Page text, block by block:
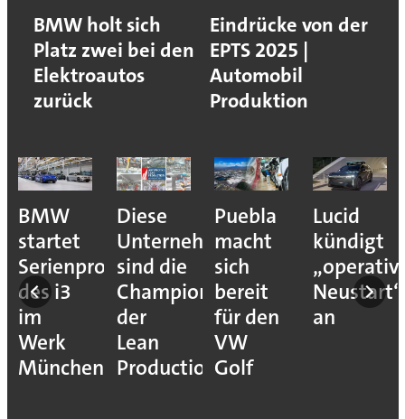
BMW holt sich
Platz zwei bei den
Elektroautos
zurück
Eindrücke von der
EPTS 2025 |
Automobil
Produktion
BMW
startet
Serienproduktion
des i3
im
Werk
München
Diese
Unternehmen
sind die
Champions
der
Lean
Production
Puebla
macht
sich
bereit
für den
VW
Golf
Lucid
kündigt
Neustart“
an